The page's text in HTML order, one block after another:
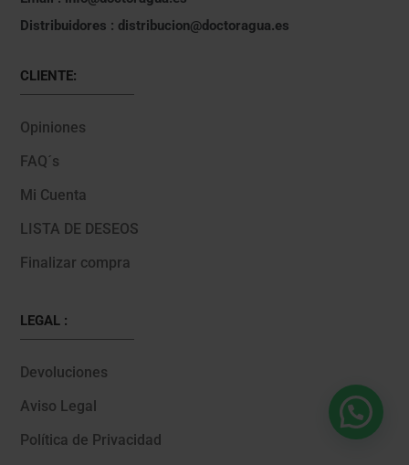
Distribuidores : distribucion@doctoragua.es
CLIENTE:
Opiniones
FAQ´s
Mi Cuenta
LISTA DE DESEOS
Finalizar compra
LEGAL :
Devoluciones
Aviso Legal
Política de Privacidad